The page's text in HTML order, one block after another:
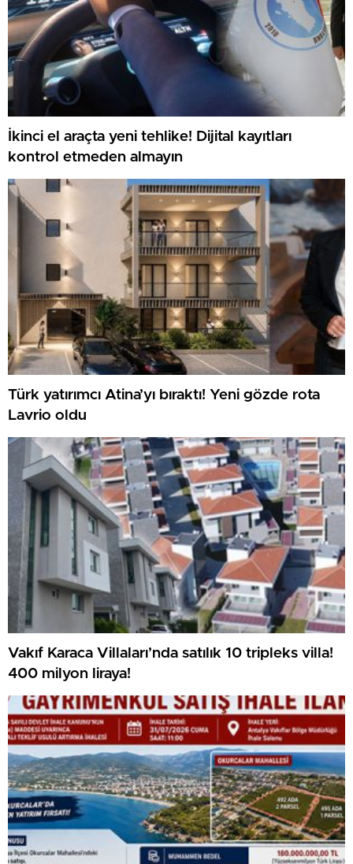
İkinci el araçta yeni tehlike! Dijital kayıtları
kontrol etmeden almayın
Türk yatırımcı Atina’yı bıraktı! Yeni gözde rota
Lavrio oldu
Vakıf Karaca Villaları’nda satılık 10 tripleks villa!
400 milyon liraya!